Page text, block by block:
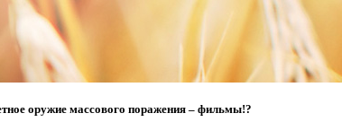
оружие массового поражения – фильмы!?